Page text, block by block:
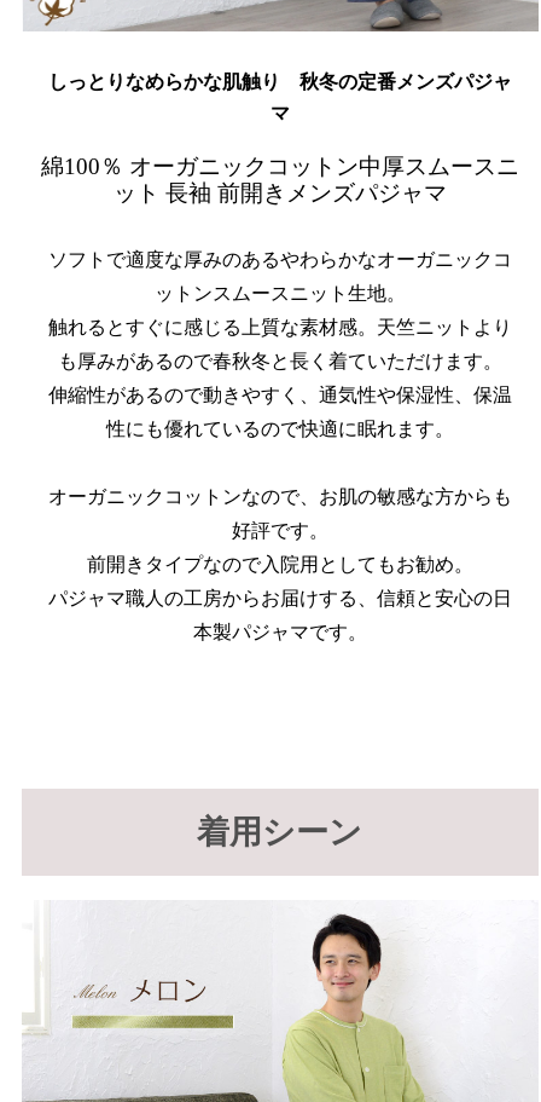
しっとりなめらかな肌触り 秋冬の定番メンズパジャ
マ
綿100％ オーガニックコットン中厚スムースニ
ット 長袖 前開きメンズパジャマ
ソフトで適度な厚みのあるやわらかなオーガニックコ
ットンスムースニット生地。
触れるとすぐに感じる上質な素材感。天竺ニットより
も厚みがあるので春秋冬と長く着ていただけます。
伸縮性があるので動きやすく、通気性や保湿性、保温
性にも優れているので快適に眠れます。
オーガニックコットンなので、お肌の敏感な方からも
好評です。
前開きタイプなので入院用としてもお勧め。
パジャマ職人の工房からお届けする、信頼と安心の日
本製パジャマです。
着用シーン